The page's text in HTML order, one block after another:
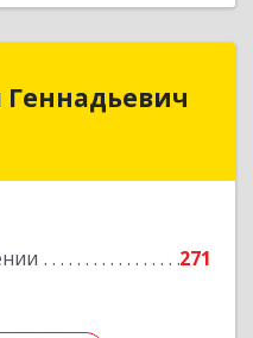
271
Геннадьевич